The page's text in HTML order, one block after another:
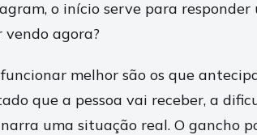
o início serve para
agora?
melhor são os que
que a pessoa vai receber, a
uma situação real. O gancho